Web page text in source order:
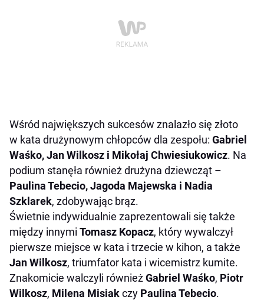
Wśród największych sukcesów znalazło się złoto
w kata drużynowym chłopców dla zespołu: Gabriel
Waśko, Jan Wilkosz i Mikołaj Chwiesiukowicz. Na
podium stanęła również drużyna dziewcząt –
Paulina Tebecio, Jagoda Majewska i Nadia
Szklarek, zdobywając brąz.
Świetnie indywidualnie zaprezentowali się także
między innymi Tomasz Kopacz, który wywalczył
pierwsze miejsce w kata i trzecie w kihon, a także
Jan Wilkosz, triumfator kata i wicemistrz kumite.
Znakomicie walczyli równieżGabriel Waśko, Piotr
Wilkosz, Milena Misiakczy Paulina Tebecio.